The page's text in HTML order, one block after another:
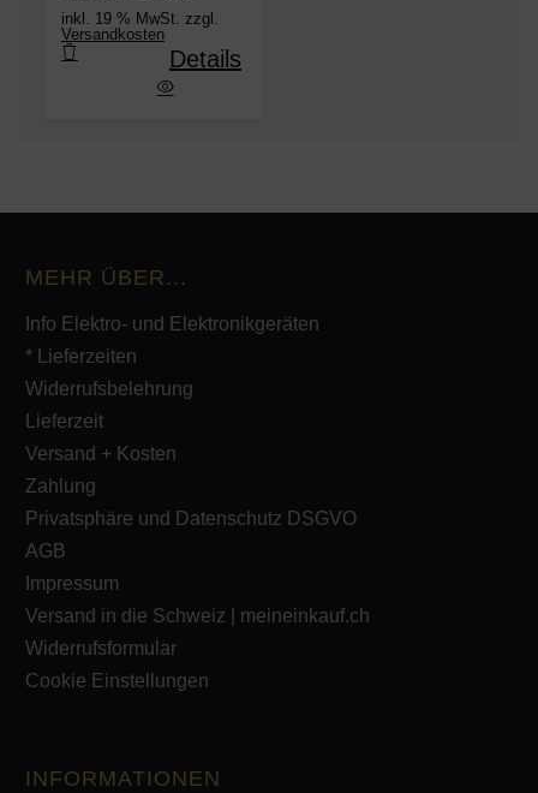
inkl. 19 % MwSt. zzgl.
Versandkosten
Deckenlautsprecher mit Frequenzweiche
Details
MEHR ÜBER...
Info Elektro- und Elektronikgeräten
* Lieferzeiten
Widerrufsbelehrung
Lieferzeit
Versand + Kosten
Zahlung
Privatsphäre und Datenschutz DSGVO
AGB
Impressum
Versand in die Schweiz | meineinkauf.ch
Widerrufsformular
Cookie Einstellungen
INFORMATIONEN